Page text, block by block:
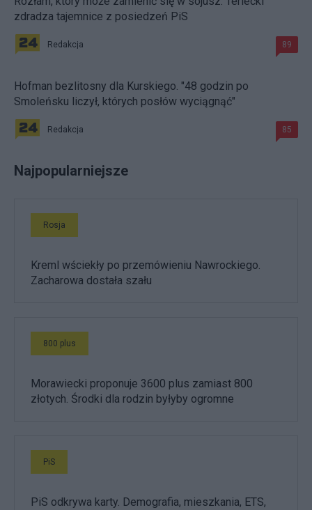
zdradza tajemnice z posiedzeń PiS
Redakcja 89
Hofman bezlitosny dla Kurskiego. "48 godzin po
Smoleńsku liczył, których posłów wyciągnąć"
Redakcja 85
Najpopularniejsze
Rosja
Kreml wściekły po przemówieniu Nawrockiego.
Zacharowa dostała szału
800 plus
Morawiecki proponuje 3600 plus zamiast 800
złotych. Środki dla rodzin byłyby ogromne
PiS
PiS odkrywa karty. Demografia, mieszkania, ETS,